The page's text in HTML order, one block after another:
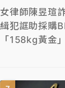
女律師陳昱瑄
緝犯誆助採購
「158kg黃金